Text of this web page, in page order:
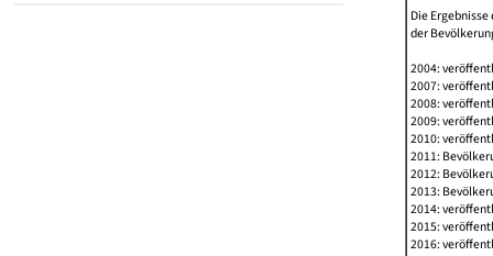
Die
der
2004:
2007:
2008:
2009:
2010:
2011:
2012:
2013:
2014:
2015:
2016: